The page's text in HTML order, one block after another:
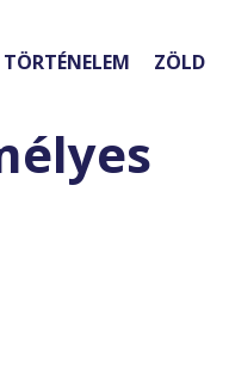
TÖRTÉNELEM ZÖLD